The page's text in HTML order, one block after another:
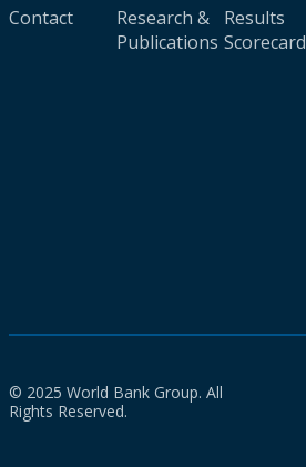
Contact
Research &
Publications
Results
Scorecard
© 2025 World Bank Group. All
Rights Reserved.